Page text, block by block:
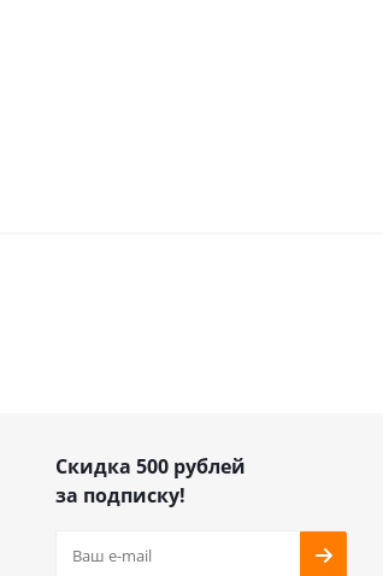
Скидка 500 рублей
за подписку!